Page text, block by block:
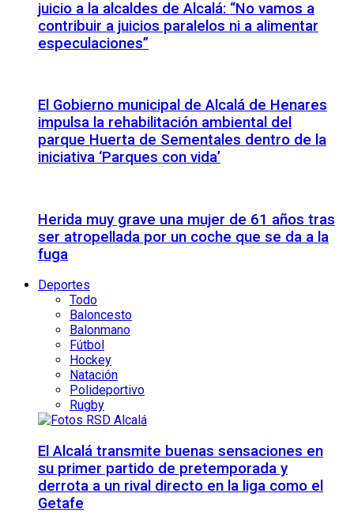
juicio a la alcaldes de Alcalá: “No vamos a
contribuir a juicios paralelos ni a alimentar
especulaciones”
El Gobierno municipal de Alcalá de Henares
impulsa la rehabilitación ambiental del
parque Huerta de Sementales dentro de la
iniciativa ‘Parques con vida’
Herida muy grave una mujer de 61 años tras
ser atropellada por un coche que se da a la
fuga
Deportes
Todo
Baloncesto
Balonmano
Fútbol
Hockey
Natación
Polideportivo
Rugby
El Alcalá transmite buenas sensaciones en
su primer partido de pretemporada y
derrota a un rival directo en la liga como el
Getafe